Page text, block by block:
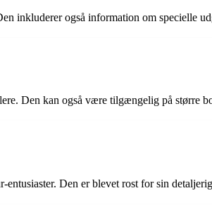
inkluderer også information om specielle
Den kan også være tilgængelig på større
Den er blevet rost for sin